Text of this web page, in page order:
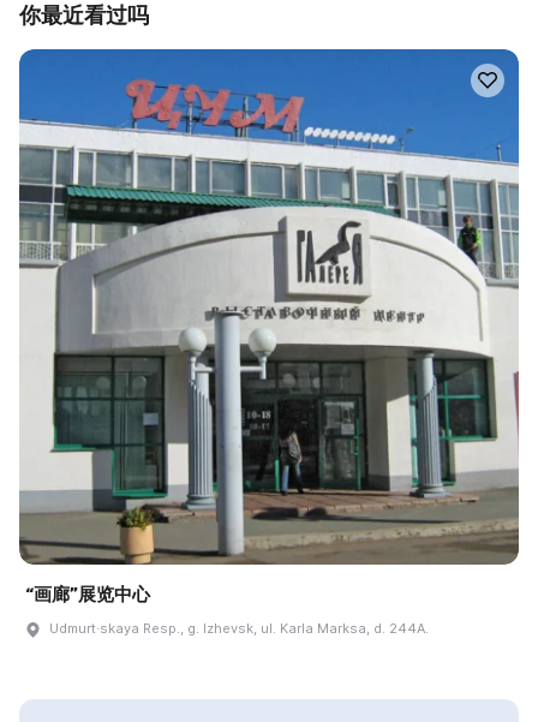
你最近看过吗
“画廊”展览中心
Udmurt·skaya Resp., g. Izhevsk, ul. Karla Marksa, d. 244A.